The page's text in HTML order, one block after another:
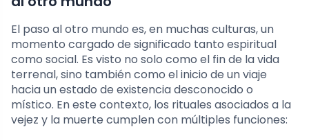
El paso al otro mundo es, en muchas culturas, un
momento cargado de significado tanto espiritual
como social. Es visto no solo como el fin de la vida
terrenal, sino también como el inicio de un viaje
hacia un estado de existencia desconocido o
místico. En este contexto, los rituales asociados a la
vejez y la muerte cumplen con múltiples funciones: